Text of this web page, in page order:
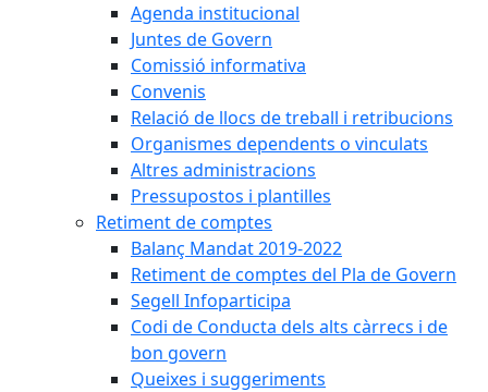
Agenda institucional
Juntes de Govern
Comissió informativa
Convenis
Relació de llocs de treball i retribucions
Organismes dependents o vinculats
Altres administracions
Pressupostos i plantilles
Retiment de comptes
Balanç Mandat 2019-2022
Retiment de comptes del Pla de Govern
Segell Infoparticipa
Codi de Conducta dels alts càrrecs i de
bon govern
Queixes i suggeriments